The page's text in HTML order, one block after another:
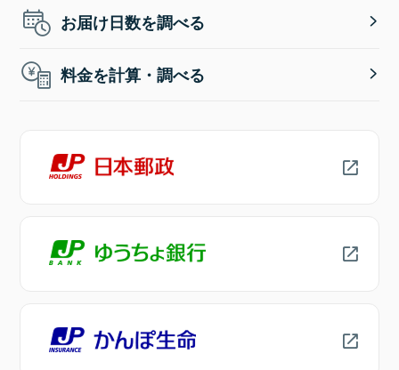
お届け日数を調べる
料金を計算・調べる